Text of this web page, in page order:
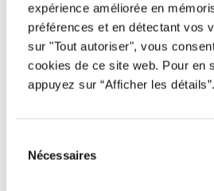
expérience améliorée en
préférences et en détectant vos
sur "Tout autoriser", vous
cookies de ce site web. Pour en
appuyez sur “Afficher les détails”.
Nécessaires
S’inscrire
À propos
Nous contacter